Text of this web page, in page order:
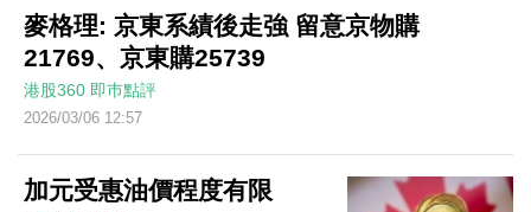
麥格理: 京東系績後走強 留意京物購
21769、京東購25739
港股360 即巿點評
2026/03/06 12:57
加元受惠油價程度有限